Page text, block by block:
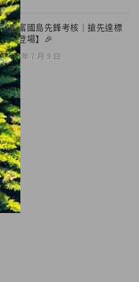
🎉【富國島先鋒考核｜搶先達標
榮耀登場】🎉
2026 年 7 月 9 日